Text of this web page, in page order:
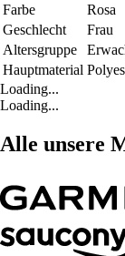
Farbe
Rosa
Geschlecht
Frau
Altersgruppe
Hauptmaterial
Loading...
Loading...
Alle unsere